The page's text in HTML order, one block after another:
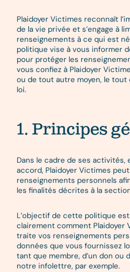
Plaidoyer Victimes reconnaît
de la vie privée et s’engage à
renseignements à ce qui est
politique vise à vous informer
pour protéger les
vous confiez à Plaidoyer
ou de tout autre moyen, le
loi.
1. Principes
Dans le cadre de ses activités,
accord, Plaidoyer Victimes
renseignements personnels
les finalités décrites à la
L’objectif de cette politique est
clairement comment
traite vos renseignements
données que vous fournissez
tant que membre, d’un don
notre infolettre, par exemple.